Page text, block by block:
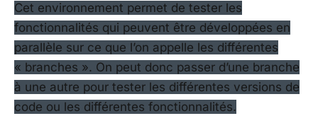
Cet environnement permet de tester les
fonctionnalités qui peuvent être développées en
parallèle sur ce que l’on appelle les différentes
« branches ». On peut donc passer d’une branche
à une autre pour tester les différentes versions de
code ou les différentes fonctionnalités.